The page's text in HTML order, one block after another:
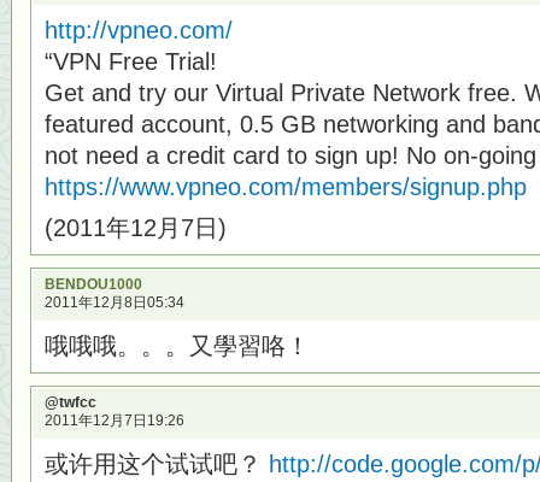
http://vpneo.com/
“VPN Free Trial!
Get and try our Virtual Private Network free.
featured account, 0.5 GB networking and
not need a credit card to sign up! No on-going
https://www.vpneo.com/members/signup.php
(2011年12月7日)
BENDOU1000
2011年12月8日05:34
哦哦哦。。。又學習咯！
@twfcc
2011年12月7日19:26
或许用这个试试吧？ http://code.google.com/